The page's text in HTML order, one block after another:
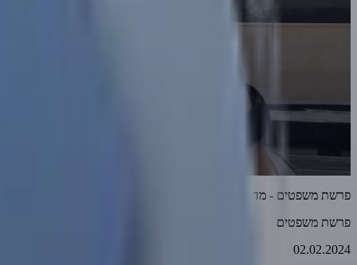
פרשת משפטים - מדבר שקר תרחק | הרב אמנון יצחק שליט"א
פרשת משפטים
02.02.2024